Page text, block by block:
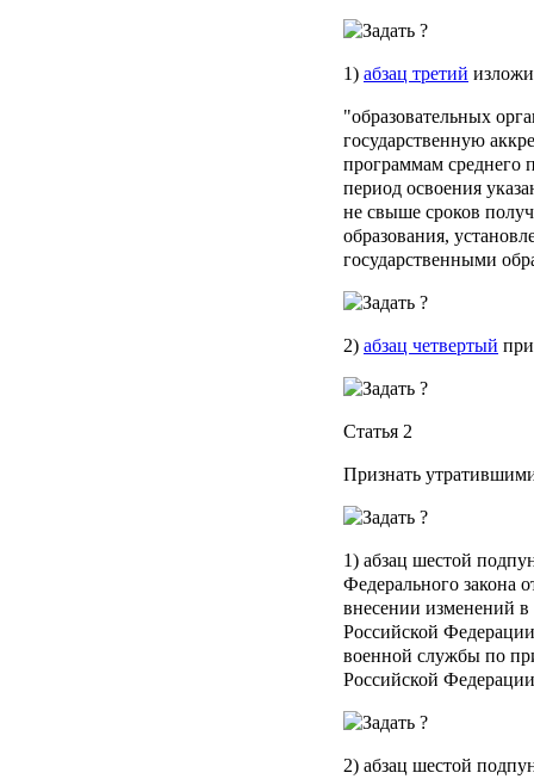
1) абзац третий
"образовательных
государственную
программам среднего
период освоения
не свыше сроков
образования,
государственными
2) абзац четвертый
Статья 2
Признать
1) абзац шестой
Федерального закона
внесении изменений в
Российской
военной службы по
Российской
2) абзац шестой